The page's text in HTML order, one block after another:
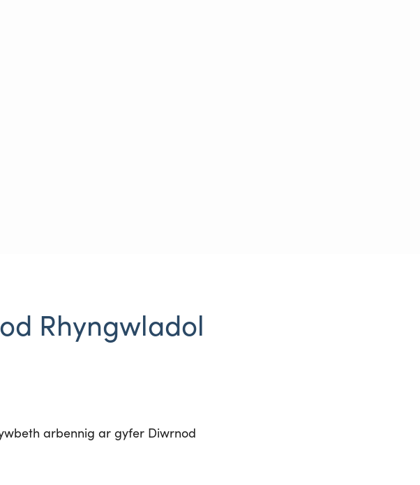
Rhyngwladol
arbennig ar gyfer Diwrnod